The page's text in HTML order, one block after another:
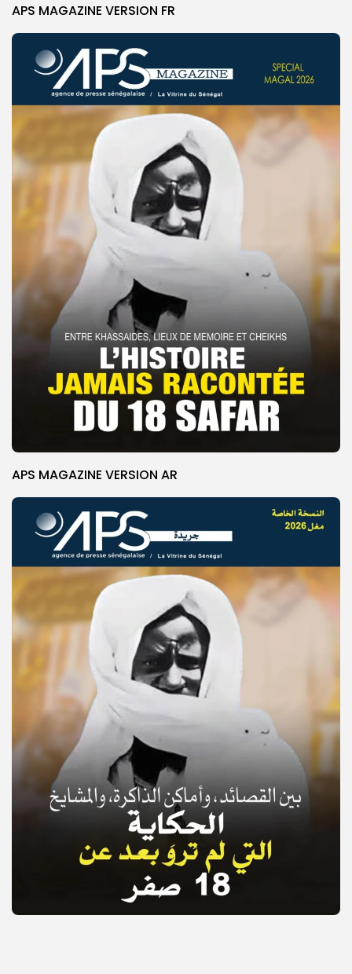
© Copyright 2025, APS
APS MAGAZINE VERSION FR
APS MAGAZINE VERSION AR